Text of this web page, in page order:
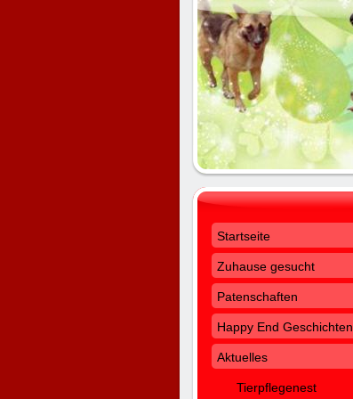
Startseite
Zuhause gesucht
Patenschaften
Happy End Geschichten
Aktuelles
Tierpflegenest